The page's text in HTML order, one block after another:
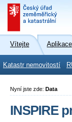
Vítejte Aplikace
Katastr nemovitostí
Nyní jste zde: Data
INSPIRE